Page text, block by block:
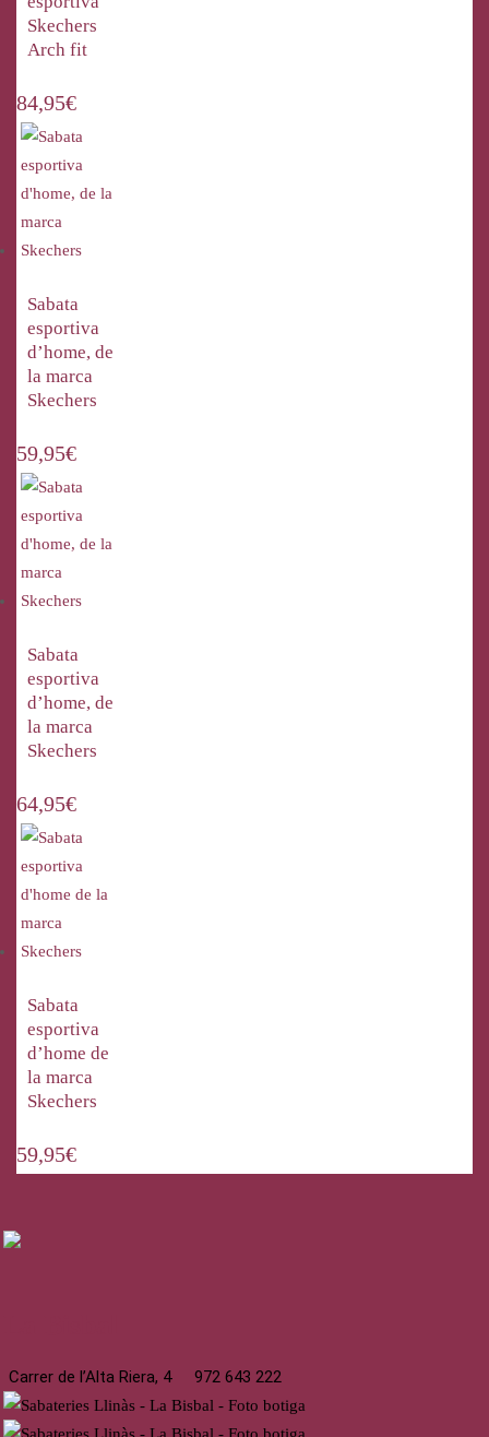
Skechers
Arch fit
84,95€
Sabata
esportiva
d’home, de
la marca
Skechers
59,95€
Sabata
esportiva
d’home, de
la marca
Skechers
64,95€
Sabata
esportiva
d’home de
la marca
Skechers
59,95€
Carrer de l’Alta Riera, 4 972 643 222